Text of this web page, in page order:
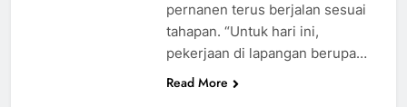
pernanen terus berjalan sesuai
tahapan. “Untuk hari ini,
pekerjaan di lapangan berupa…
Read More